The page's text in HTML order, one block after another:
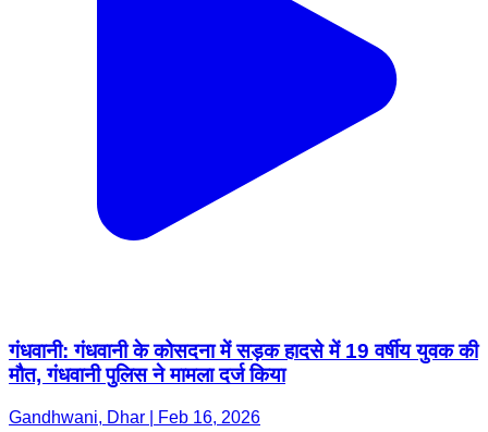
गंधवानी: गंधवानी के कोसदना में सड़क हादसे में 19 वर्षीय युवक की
मौत, गंधवानी पुलिस ने मामला दर्ज किया
Gandhwani, Dhar | Feb 16, 2026